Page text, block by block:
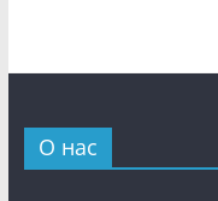
О нас